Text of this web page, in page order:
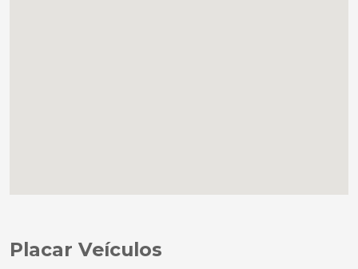
Placar Veículos